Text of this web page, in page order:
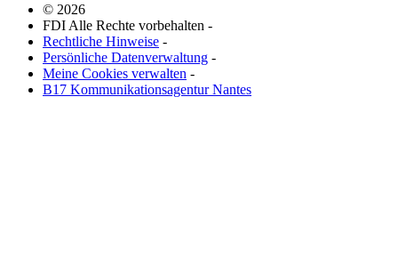
© 2026
FDI Alle Rechte vorbehalten -
Rechtliche Hinweise -
Persönliche Datenverwaltung -
Meine Cookies verwalten -
B17 Kommunikationsagentur Nantes